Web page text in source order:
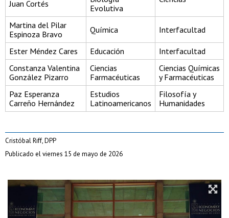
Juan Cortés
Evolutiva
Martina del Pilar
Espinoza Bravo
Química Interfacultad
Ester Méndez Cares Educación
Interfacultad
Constanza Valentina
González Pizarro
Ciencias
Farmacéuticas
Ciencias Químicas
y Farmacéuticas
Paz Esperanza
Carreño Hernández
Estudios
Latinoamericanos
Filosofía y
Humanidades
Cristóbal Riff, DPP
Publicado el viernes 15 de mayo de 2026